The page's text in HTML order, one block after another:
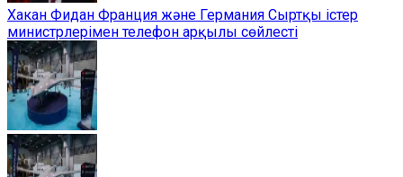
Хакан Фидан Франция және Германия Сыртқы істер
министрлерімен телефон арқылы сөйлесті